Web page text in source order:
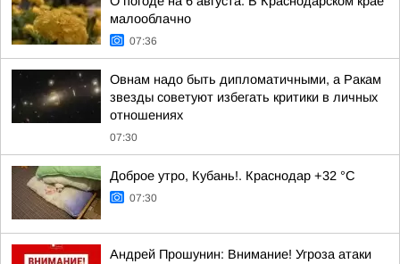
малооблачно
07:36
Овнам надо быть дипломатичными, а Ракам
звезды советуют избегать критики в личных
отношениях
07:30
Доброе утро, Кубань!. Краснодар +32 °С
07:30
Андрей Прошунин: Внимание! Угроза атаки